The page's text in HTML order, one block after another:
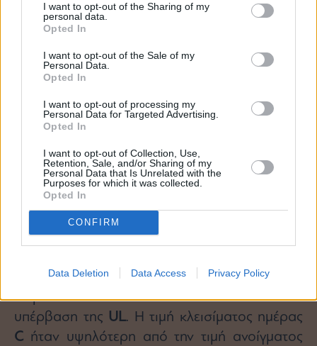
I want to opt-out of the Sharing of my
personal data.
Opted In
I want to opt-out of the Sale of my
Personal Data.
Opted In
I want to opt-out of processing my
Personal Data for Targeted Advertising.
Opted In
I want to opt-out of Collection, Use,
Retention, Sale, and/or Sharing of my
Personal Data that Is Unrelated with the
Purposes for which it was collected.
Opted In
CONFIRM
Data Deletion Data Access Privacy Policy
Τιμές με το κλείσιμο της 29/05/26
Ανοδική σηματοδότηση.Η τάση
αντιστράφηκε σε ανοδική
Η μετοχή κινήθηκε ανοδικά και πέτυχε την
υπέρβαση της UL. Η τιμή κλεισίματος ημέρας
C ήταν υψηλότερη από την τιμή ανοίγματος